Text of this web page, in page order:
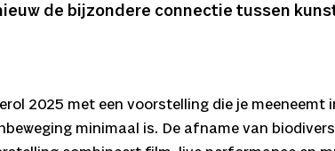
de bijzondere connectie tussen
2025 met een voorstelling die je
minimaal is. De afname van